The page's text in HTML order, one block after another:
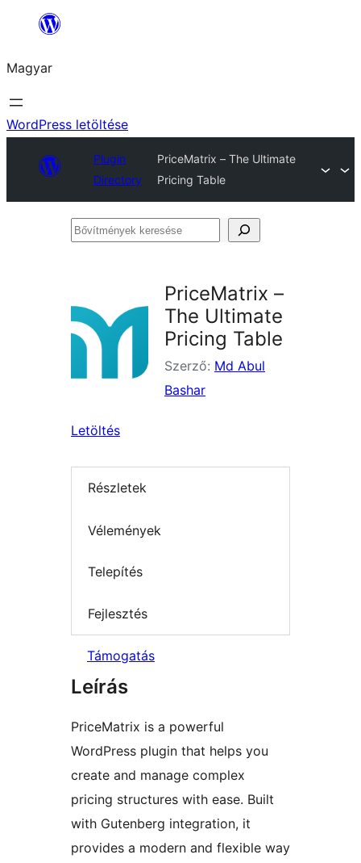
Ugrás
tartalomhoz
Magyar
WordPress letöltése
Plugin
Directory
PriceMatrix – The Ultimate
Pricing Table
Bővítmények
PriceMatrix –
The Ultimate
Pricing Table
Szerző: Md Abul
Bashar
Letöltés
Részletek
Vélemények
Telepítés
Fejlesztés
Támogatás
Leírás
PriceMatrix is a powerful
WordPress plugin that helps you
create and manage complex
pricing structures with ease. Built
with Gutenberg integration, it
provides a modern and flexible way